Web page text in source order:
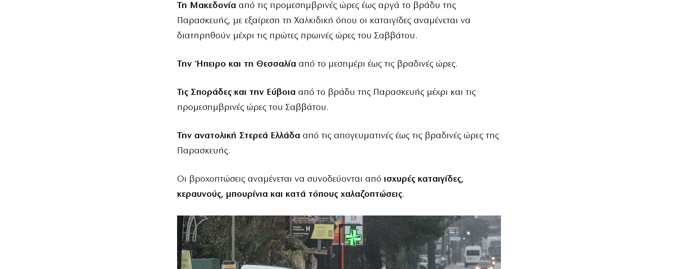
Τη Μακεδονία από τις προμεσημβρινές ώρες έως αργά το βράδυ της
Παρασκευής, με εξαίρεση τη Χαλκιδική όπου οι καταιγίδες αναμένεται να
διατηρηθούν μέχρι τις πρώτες πρωινές ώρες του Σαββάτου.
Την Ήπειρο και τη Θεσσαλία από το μεσημέρι έως τις βραδινές ώρες.
Τις Σποράδες και την Εύβοια από το βράδυ της Παρασκευής μέχρι και τις
προμεσημβρινές ώρες του Σαββάτου.
Την ανατολική Στερεά Ελλάδα από τις απογευματινές έως τις βραδινές ώρες της
Παρασκευής.
Οι βροχοπτώσεις αναμένεται να συνοδεύονται από ισχυρές καταιγίδες,
κεραυνούς, μπουρίνια και κατά τόπους χαλαζοπτώσεις.